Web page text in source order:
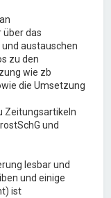
über das
austauschen
zu den
wie zb
die Umsetzung
Zeitungsartikeln
und
lesbar und
und einige
ist